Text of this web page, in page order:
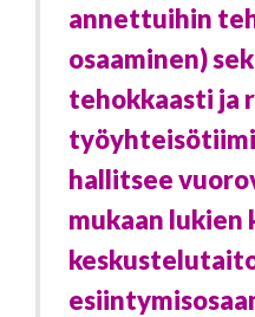
annettuihin
osaaminen)
tehokkaasti ja
hallitsee
mukaan